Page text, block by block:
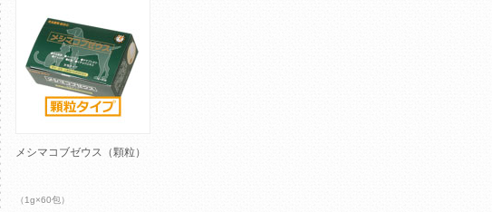
メシマコブゼウス（顆粒）
（1g×60包）